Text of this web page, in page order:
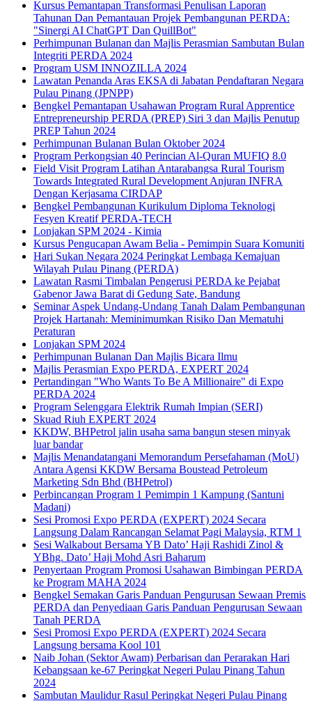
Kursus Pemantapan Transformasi Penulisan Laporan
Tahunan Dan Pemantauan Projek Pembangunan PERDA:
"Sinergi AI ChatGPT Dan QuillBot"
Perhimpunan Bulanan dan Majlis Perasmian Sambutan Bulan
Integriti PERDA 2024
Program USM INNOZILLA 2024
Lawatan Penanda Aras EKSA di Jabatan Pendaftaran Negara
Pulau Pinang (JPNPP)
Bengkel Pemantapan Usahawan Program Rural Apprentice
Entrepreneurship PERDA (PREP) Siri 3 dan Majlis Penutup
PREP Tahun 2024
Perhimpunan Bulanan Bulan Oktober 2024
Program Perkongsian 40 Perincian Al-Quran MUFIQ 8.0
Field Visit Program Latihan Antarabangsa Rural Tourism
Towards Integrated Rural Development Anjuran INFRA
Dengan Kerjasama CIRDAP
Bengkel Pembangunan Kurikulum Diploma Teknologi
Fesyen Kreatif PERDA-TECH
Lonjakan SPM 2024 - Kimia
Kursus Pengucapan Awam Belia - Pemimpin Suara Komuniti
Hari Sukan Negara 2024 Peringkat Lembaga Kemajuan
Wilayah Pulau Pinang (PERDA)
Lawatan Rasmi Timbalan Pengerusi PERDA ke Pejabat
Gabenor Jawa Barat di Gedung Sate, Bandung
Seminar Aspek Undang-Undang Tanah Dalam Pembangunan
Projek Hartanah: Meminimumkan Risiko Dan Mematuhi
Peraturan
Lonjakan SPM 2024
Perhimpunan Bulanan Dan Majlis Bicara Ilmu
Majlis Perasmian Expo PERDA, EXPERT 2024
Pertandingan "Who Wants To Be A Millionaire" di Expo
PERDA 2024
Program Selenggara Elektrik Rumah Impian (SERI)
Skuad Riuh EXPERT 2024
KKDW, BHPetrol jalin usaha sama bangun stesen minyak
luar bandar
Majlis Menandatangani Memorandum Persefahaman (MoU)
Antara Agensi KKDW Bersama Boustead Petroleum
Marketing Sdn Bhd (BHPetrol)
Perbincangan Program 1 Pemimpin 1 Kampung (Santuni
Madani)
Sesi Promosi Expo PERDA (EXPERT) 2024 Secara
Langsung Dalam Rancangan Selamat Pagi Malaysia, RTM 1
Sesi Walkabout Bersama YB Dato’ Haji Rashidi Zinol &
YBhg. Dato’ Haji Mohd Asri Baharum
Penyertaan Program Promosi Usahawan Bimbingan PERDA
ke Program MAHA 2024
Bengkel Semakan Garis Panduan Pengurusan Sewaan Premis
PERDA dan Penyediaan Garis Panduan Pengurusan Sewaan
Tanah PERDA
Sesi Promosi Expo PERDA (EXPERT) 2024 Secara
Langsung bersama Kool 101
Naib Johan (Sektor Awam) Perbarisan dan Perarakan Hari
Kebangsaan ke-67 Peringkat Negeri Pulau Pinang Tahun
2024
Sambutan Maulidur Rasul Peringkat Negeri Pulau Pinang